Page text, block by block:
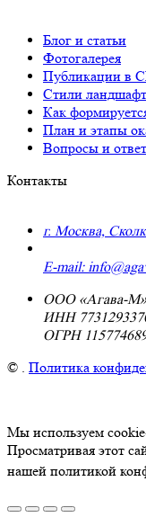
Блог и статьи
Фотогалерея
Публикации в
Стили
Как
План и этапы
Вопросы и
Контакты
г. Москва,
E-mail:
ООО «Агава-М»
ИНН
ОГРН
© . Политика
Мы используем
Просматривая этот
нашей политикой